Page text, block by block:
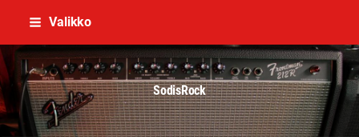
Siirry
sisältöön
Valikko
SodisRock